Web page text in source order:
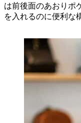
は前後面のあおりポ
を入れるのに便利な